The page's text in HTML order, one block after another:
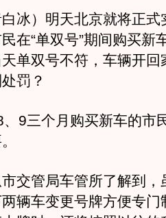
）明天北京就将正式
在“单双号”期间购买新
单双号不符，车辆开回
罚？
三个月购买新车的市
交管局车管所了解到，
辆车变更号牌方便专门